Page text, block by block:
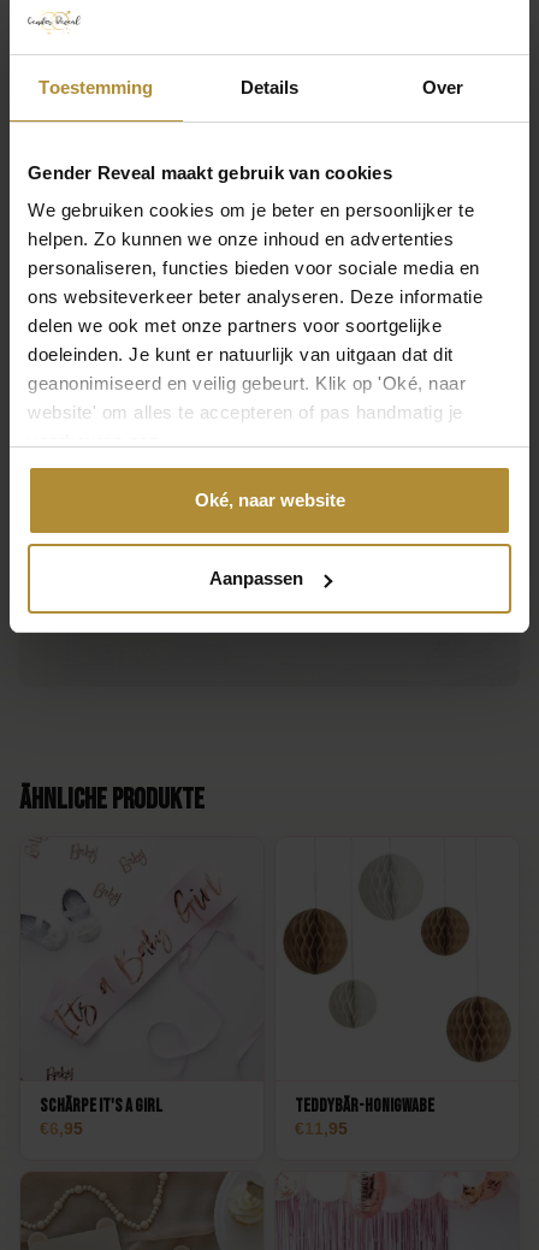
Toestemming Details Over
Gender Reveal maakt gebruik van cookies
We gebruiken cookies om je beter en persoonlijker te
helpen. Zo kunnen we onze inhoud en advertenties
personaliseren, functies bieden voor sociale media en
ons websiteverkeer beter analyseren. Deze informatie
delen we ook met onze partners voor soortgelijke
doeleinden. Je kunt er natuurlijk van uitgaan dat dit
geanonimiseerd en veilig gebeurt. Klik op 'Oké, naar
website' om alles te accepteren of pas handmatig je
Oké, naar website
Aanpassen
Hinterlassen Sie Ihre Meinung
erreichen Sie uns über die folgenden
Anruf 085 - 2007 595
Wir helfen Ihnen gerne
Mail an uns
Antwort innerhalb eines Arbeitstages
Praktisch, oder?
Ähnliche Produkte
Schärpe It's a Girl
6,95
Teddybär-Honigwabe
11,95